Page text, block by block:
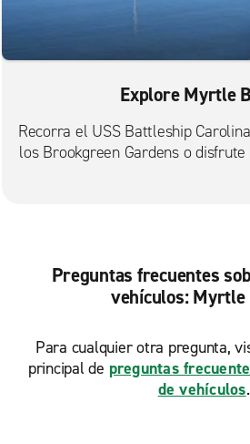
Explore Myrtle
Recorra el USS Battleship
los Brookgreen Gardens o
Preguntas frecuentes
vehículos: Myrtle
Para cualquier otra pregunta,
principal de preguntas
de vehículos.